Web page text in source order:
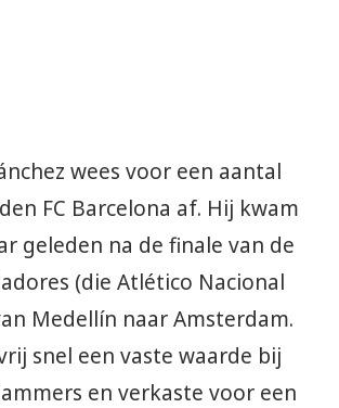
wees voor een aantal
FC Barcelona af. Hij kwam
geleden na de finale van de
(die Atlético Nacional
Medellín naar Amsterdam.
snel een vaste waarde bij
en verkaste voor een